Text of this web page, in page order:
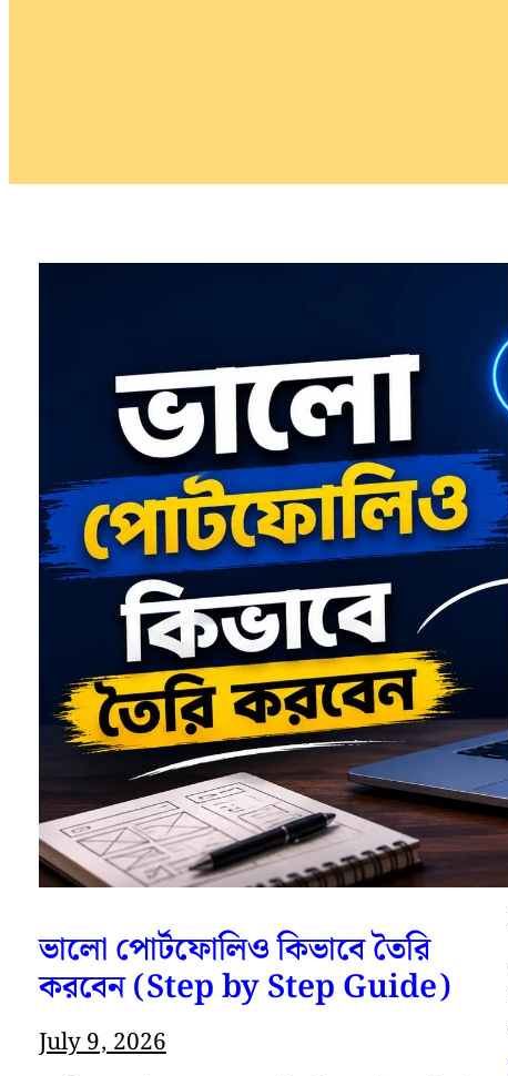
ভালো পোর্টফোলিও কিভাবে তৈরি
করবেন (Step by Step Guide)
July 9, 2026